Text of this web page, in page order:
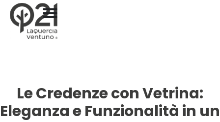
Le Credenze con Vetrina:
Eleganza e Funzionalità in un